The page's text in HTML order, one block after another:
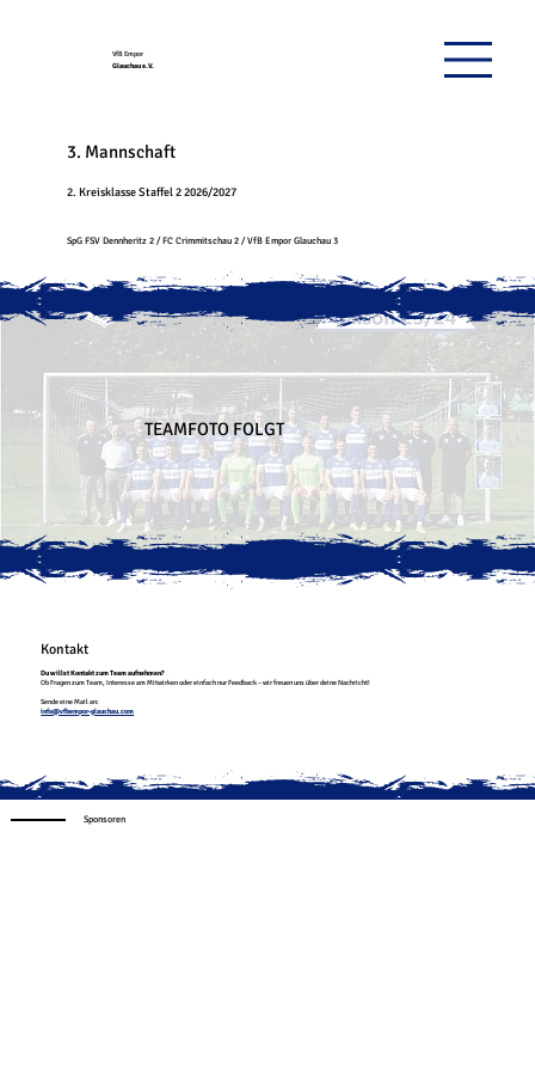
VfB Empor
Glauchau e.V.
Kontakt
Du willst Kontakt zum Team aufnehmen?
Ob Fragen zum Team, Interesse am Mitwirken oder einfach nur Feedback – wir freuen uns über deine Nachricht!
Sende eine Mail an:
info@vfbempor-glauchau.com
3. Mannschaft
2. Kreisklasse Staffel 2 2026/2027
SpG FSV Dennheritz 2 / FC Crimmitschau 2 / VfB Empor Glauchau 3
TEAMFOTO FOLGT
Sponsoren